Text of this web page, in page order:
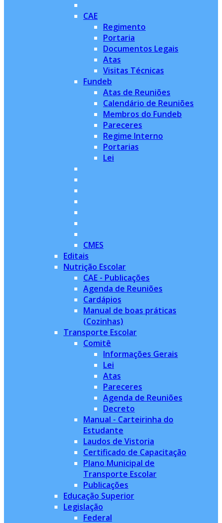
CAE
Regimento
Portaria
Documentos Legais
Atas
Visitas Técnicas
Fundeb
Atas de Reuniões
Calendário de Reuniões
Membros do Fundeb
Pareceres
Regime Interno
Portarias
Lei
CMES
Editais
Nutrição Escolar
CAE - Publicações
Agenda de Reuniões
Cardápios
Manual de boas práticas
(Cozinhas)
Transporte Escolar
Comitê
Informações Gerais
Lei
Atas
Pareceres
Agenda de Reuniões
Decreto
Manual - Carteirinha do
Estudante
Laudos de Vistoria
Certificado de Capacitação
Plano Municipal de
Transporte Escolar
Publicações
Educação Superior
Legislação
Federal